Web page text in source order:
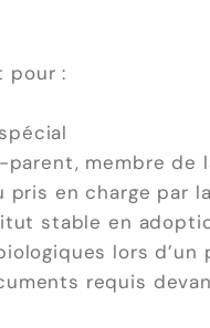
pour :
membre de
en charge par la
stable en
lors d’un
requis